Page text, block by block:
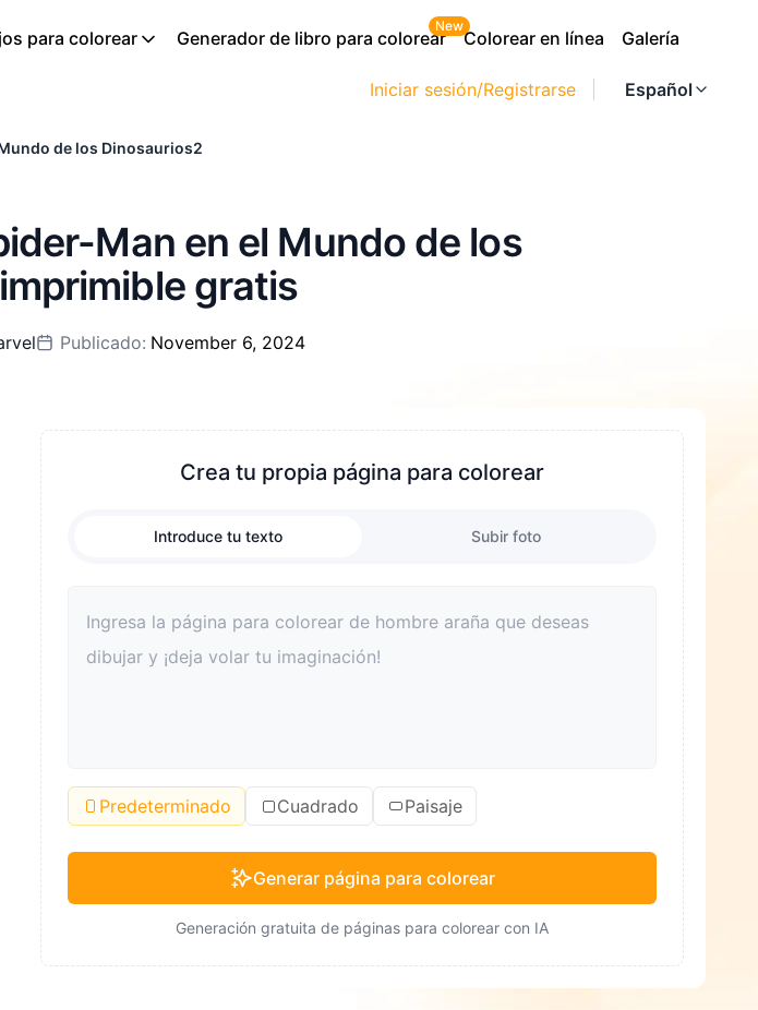
Iniciar sesión/Registrarse Español
para colorear Generador de libro para colorear
New
Colorear en línea Galería
de los Dinosaurios2
Man en el Mundo de los
gratis
Publicado: November 6, 2024
Crea tu propia página para colorear
Introduce tu texto Subir foto
Predeterminado Cuadrado Paisaje
Generar página para colorear
Generación gratuita de páginas para colorear con IA